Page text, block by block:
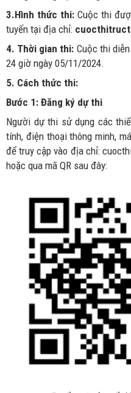
3.Hình thức thi:Cuộc thi
tuyến tại địa chỉ:
4. Thời gian thi: Cuộc thi
24 giờ ngày 05/11/2024.
5. Cách thức thi:
Bước 1: Đăng ký dự thi
Người dự thi sử dụng các
tính, điện thoại thông minh,
để truy cập vào địa chỉ:
hoặc qua mã QR sau đây: